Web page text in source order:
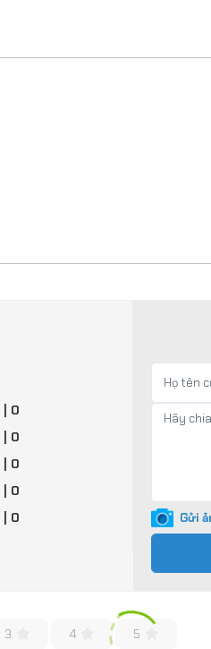
| 0
| 0
| 0
| 0
| 0 Gửi
3 4 5